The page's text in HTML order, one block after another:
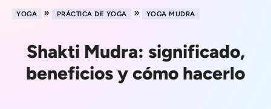
YOGA » PRÁCTICA DE YOGA » YOGA MUDRA
Shakti Mudra: significado,
beneficios y cómo hacerlo